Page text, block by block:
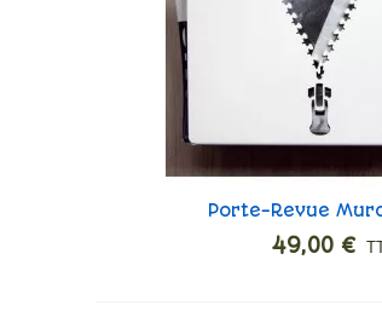
Ajouter
Porte-Revue
49,00 €